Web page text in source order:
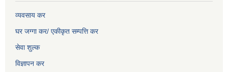
व्यवसाय कर
घर जग्गा कर/ एकीकृत सम्पत्ति कर
सेवा शुल्क
विज्ञापन कर